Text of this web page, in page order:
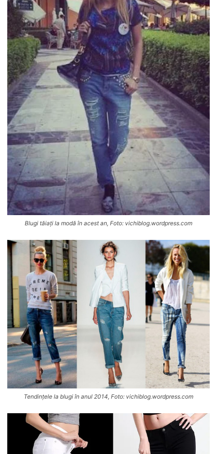
Blugi tăiați la modă în acest an, Foto: vichiblog.wordpress.com
Tendințele la blugi în anul 2014, Foto: vichiblog.wordpress.com